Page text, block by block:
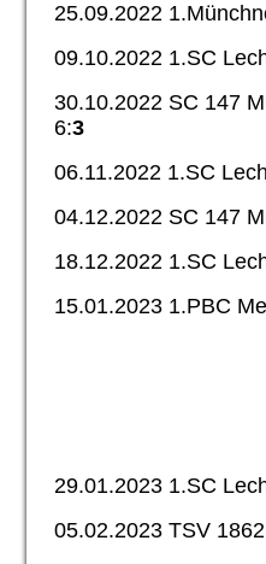
25.09.2022
09.10.2022 1.SC
30.10.2022 SC 147
6:3
06.11.2022 1.SC
04.12.2022 SC
18.12.2022 1.SC
15.01.2023
29.01.2023
05.02.2023 TSV